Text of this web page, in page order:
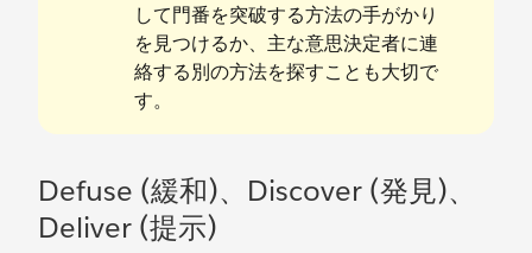
して門番を突破する方法の手がかり
を見つけるか、主な意思決定者に連
絡する別の方法を探すことも大切で
す。
Defuse (緩和)、Discover (発見)、
Deliver (提示)